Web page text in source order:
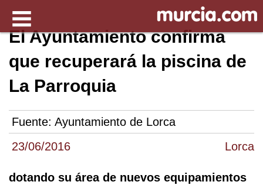
23/06/2016 Lorca
El Ayuntamiento confirma
que recuperará la piscina de
La Parroquia
Fuente: Ayuntamiento de Lorca
dotando su área de nuevos equipamientos